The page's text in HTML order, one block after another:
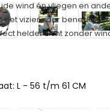
wind én vliegen en
het vizier naar beneden
helder zicht zonder
L - 56 t/m 61 CM